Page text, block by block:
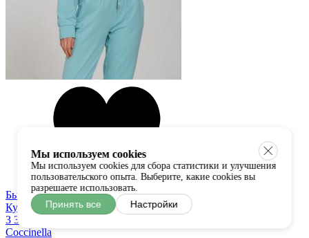
Быстрый просмотр
Купить в один клик
3 300 руб
Coccinella
Мы используем cookies
Мы используем cookies для сбора статистики и улучшения
пользовательского опыта. Выберите, какие cookies вы
разрешаете использовать.
Принять все Настройки